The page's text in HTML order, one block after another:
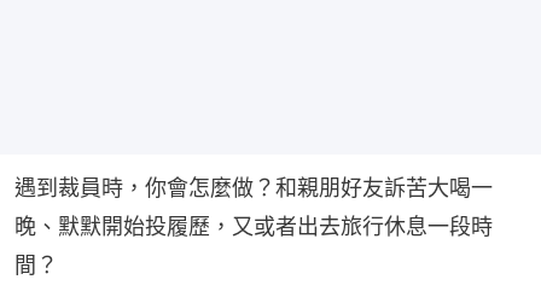
遇到裁員時，你會怎麼做？和親朋好友訴苦大喝一
晚、默默開始投履歷，又或者出去旅行休息一段時
間？